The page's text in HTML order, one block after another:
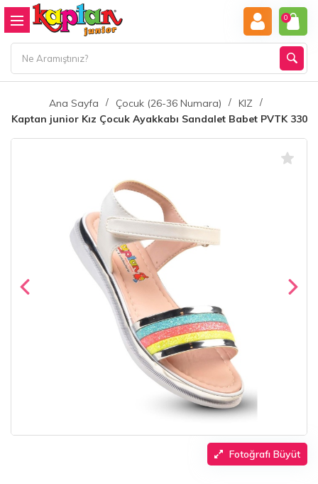
0
Ana Sayfa Çocuk (26-36 Numara)
KIZ
Kaptan junior Kız Çocuk Ayakkabı Sandalet Babet PVTK 330
Fotoğrafı Büyüt